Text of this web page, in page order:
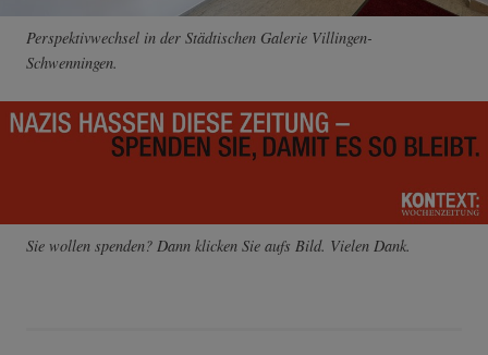
Perspektivwechsel in der Städtischen Galerie Villingen-
Schwenningen.
Sie wollen spenden? Dann klicken Sie aufs Bild. Vielen Dank.